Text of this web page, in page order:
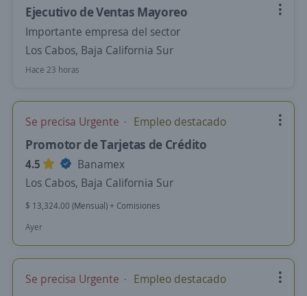
Ejecutivo de Ventas Mayoreo
Importante empresa del sector
Los Cabos, Baja California Sur
Hace 23 horas
Se precisa Urgente Empleo destacado
Promotor de Tarjetas de Crédito
4.5
Banamex
Los Cabos, Baja California Sur
$ 13,324.00 (Mensual) + Comisiones
Ayer
Se precisa Urgente Empleo destacado